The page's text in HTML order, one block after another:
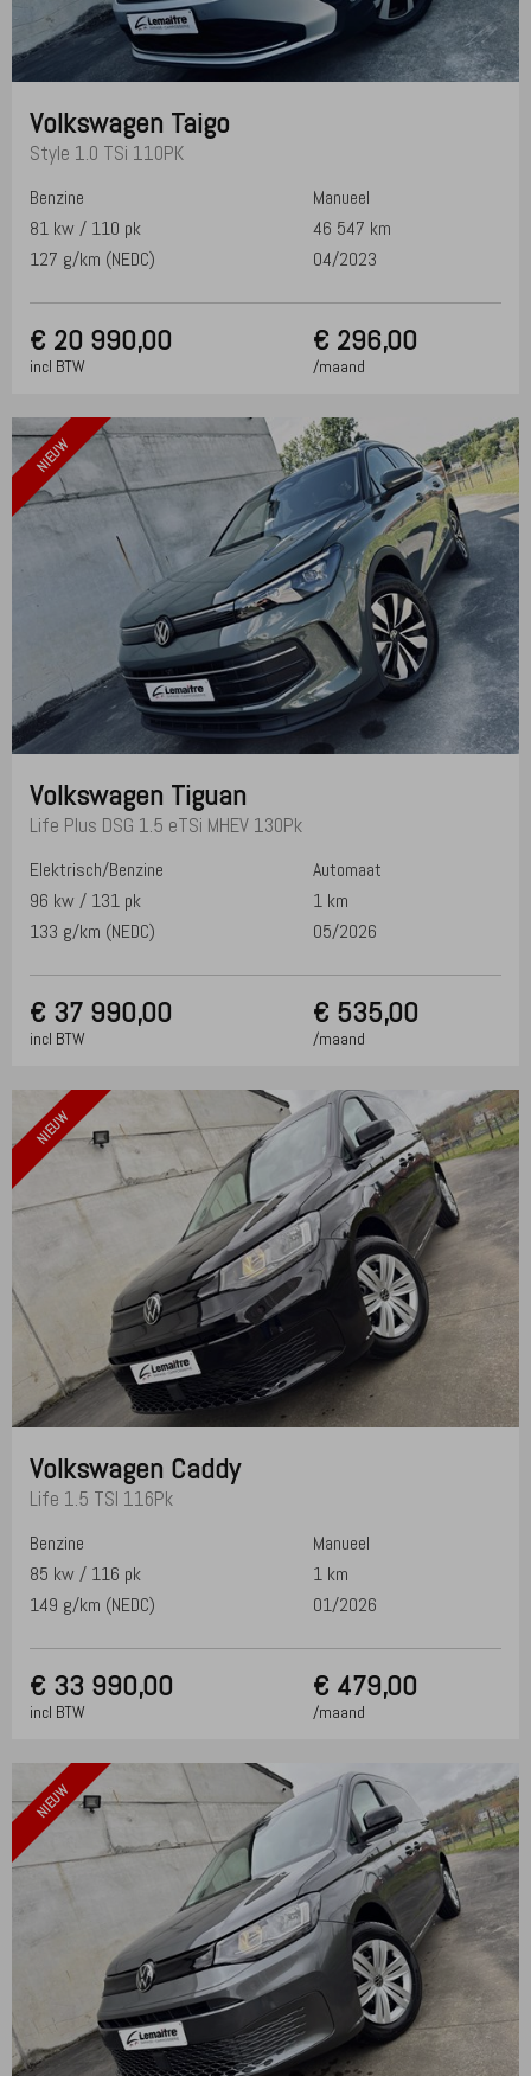
Volkswagen Taigo
Style 1.0 TSi 110PK
Benzine
Manueel
81 kw / 110 pk
46 547 km
127 g/km (NEDC)
04/2023
€ 20 990,00
incl BTW
€ 296,00
/maand
NIEUW
Volkswagen Tiguan
Life Plus DSG 1.5 eTSi MHEV 130Pk
Elektrisch/Benzine
Automaat
96 kw / 131 pk
1 km
133 g/km (NEDC)
05/2026
€ 37 990,00
incl BTW
€ 535,00
/maand
NIEUW
Volkswagen Caddy
Life 1.5 TSI 116Pk
Benzine
Manueel
85 kw / 116 pk
1 km
149 g/km (NEDC)
01/2026
€ 33 990,00
incl BTW
€ 479,00
/maand
NIEUW